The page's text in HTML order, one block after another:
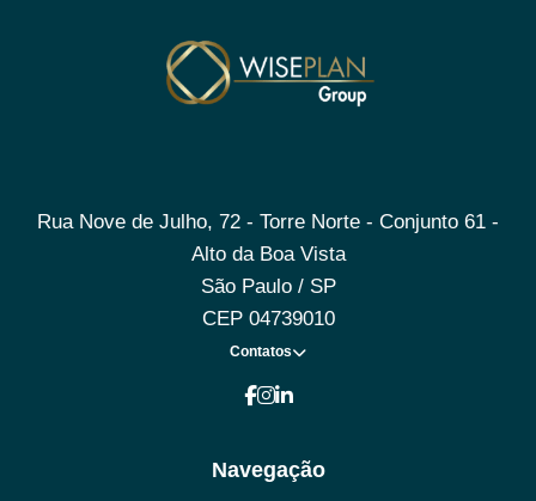
Rua Nove de Julho, 72 - Torre Norte - Conjunto 61 -
Alto da Boa Vista
São Paulo / SP
CEP 04739010
Contatos
Navegação